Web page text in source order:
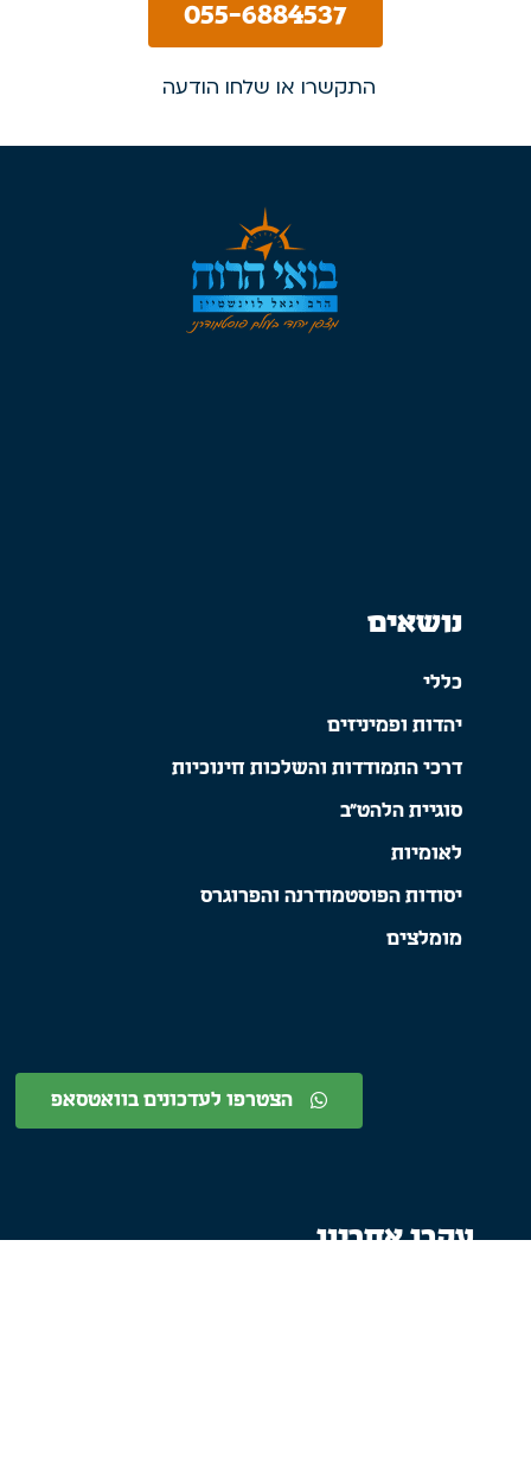
055-6884537
התקשרו או שלחו הודעה
נושאים
כללי
יהדות ופמיניזים
דרכי התמודדות והשלכות חינוכיות
סוגיית הלהט"ב
לאומיות
יסודות הפוסטמודרנה והפרוגרס
מומלצים
עקבו אחרינו
הצטרפו לעדכונים בוואטסאפ